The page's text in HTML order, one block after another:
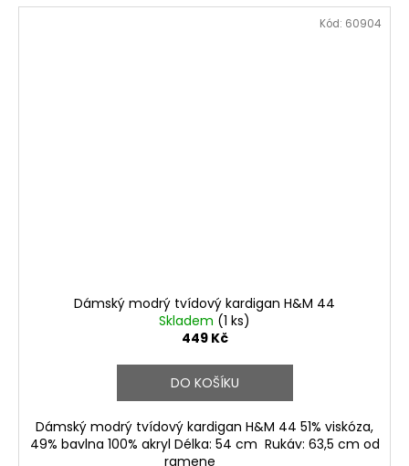
Dámský modrý tvídový kardigan H&M 44
Skladem (1 ks)
449 Kč
DO KOŠÍKU
Dámský modrý tvídový kardigan H&M 44 51% viskóza,
49% bavlna 100% akryl Délka: 54 cm Rukáv: 63,5 cm od
ramene
Kód: 60904